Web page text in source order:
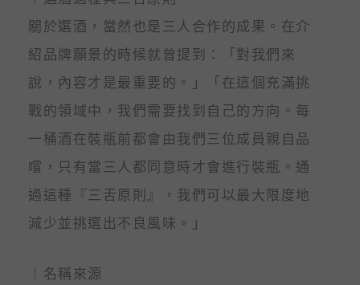
關於選酒，當然也是三人合作的成果。在介
紹品牌願景的時候就曾提到：「對我們來
說，內容才是最重要的。」「在這個充滿挑
戰的領域中，我們需要找到自己的方向。每
一桶酒在裝瓶前都會由我們三位成員親自品
嚐，只有當三人都同意時才會進行裝瓶。通
過這種『三舌原則』，我們可以最大限度地
減少並挑選出不良風味。」
｜名稱來源